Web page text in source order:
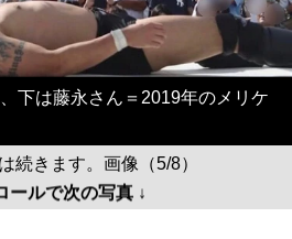
下は藤永さん＝2019年のメリケ
続きます。画像（5/8）
ールで次の写真 ↓